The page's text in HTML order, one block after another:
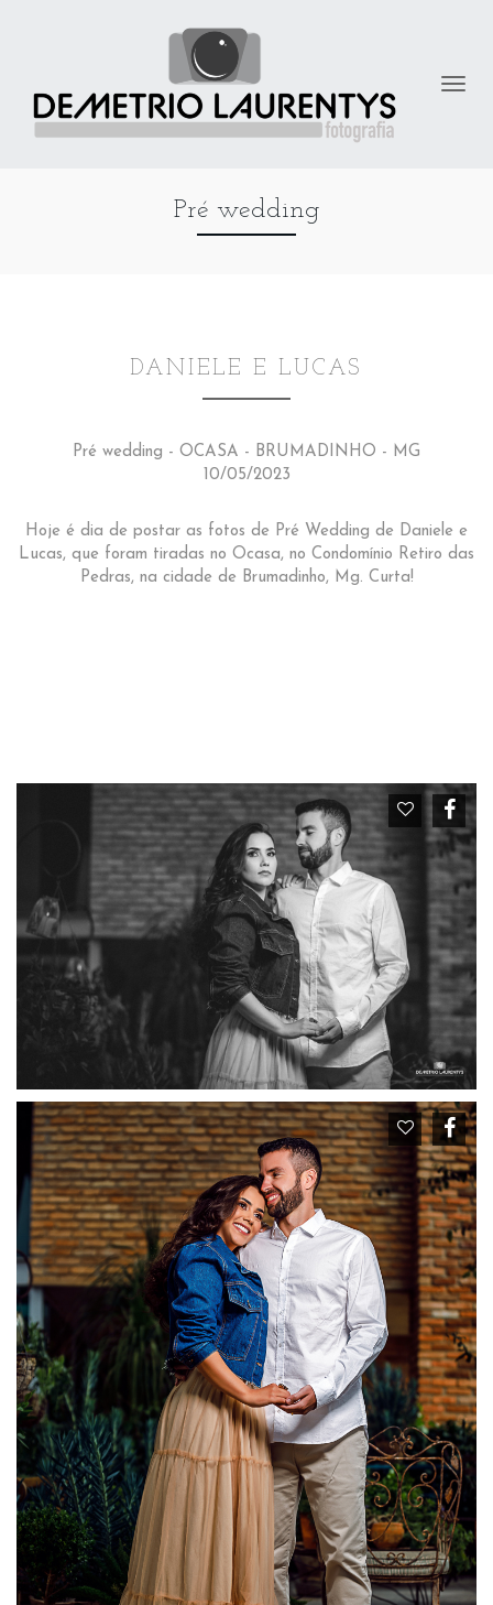
Pré wedding
DANIELE E LUCAS
Pré wedding - OCASA - BRUMADINHO - MG
10/05/2023
Hoje é dia de postar as fotos de Pré Wedding de Daniele e
Lucas, que foram tiradas no Ocasa, no Condomínio Retiro das
Pedras, na cidade de Brumadinho, Mg. Curta!